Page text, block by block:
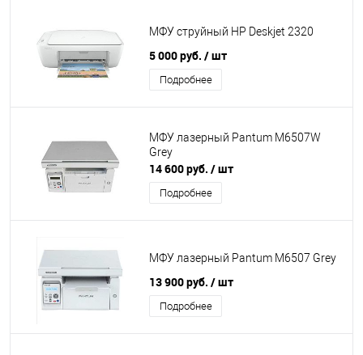
МФУ струйный HP Deskjet 2320
5 000 руб. / шт
Подробнее
МФУ лазерный Pantum M6507W
Grey
14 600 руб. / шт
Подробнее
МФУ лазерный Pantum M6507 Grey
13 900 руб. / шт
Подробнее